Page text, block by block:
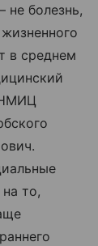
не болезнь,
в среднем
НМИЦ
то,